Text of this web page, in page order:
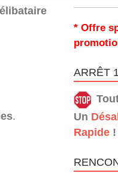
.
* Offre
ARRÊT
Un
Rapide !